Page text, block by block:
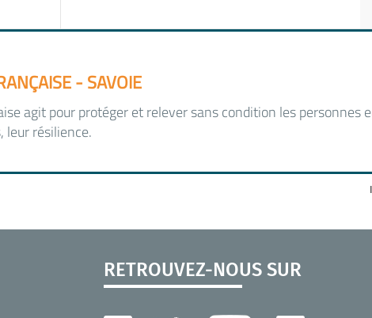
- SAVOIE
agit pour protéger et relever sans condition les personnes
leur résilience.
RETROUVEZ-NOUS SUR